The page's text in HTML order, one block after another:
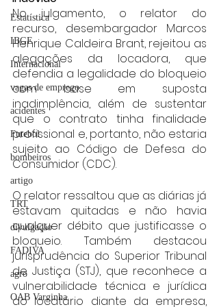
Estatística
IBGE
Internacional
vagas de emprego
acidentes
Futebol
bombeiros
artigo
TRT
divulgação
FADIVA
agro
OAB Varginha
No julgamento, o relator do
recurso, desembargador Marcos
Henrique Caldeira Brant, rejeitou as
alegações da locadora, que
defendia a legalidade do bloqueio
com base em suposta
inadimplência, além de sustentar
que o contrato tinha finalidade
profissional e, portanto, não estaria
sujeito ao Código de Defesa do
Consumidor (CDC).
O relator ressaltou que as diárias já
estavam quitadas e não havia
qualquer débito que justificasse o
bloqueio. Também destacou
jurisprudência do Superior Tribunal
de Justiça (STJ), que reconhece a
vulnerabilidade técnica e jurídica
do locatário diante da empresa,